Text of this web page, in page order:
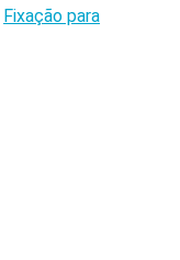
Fixação para